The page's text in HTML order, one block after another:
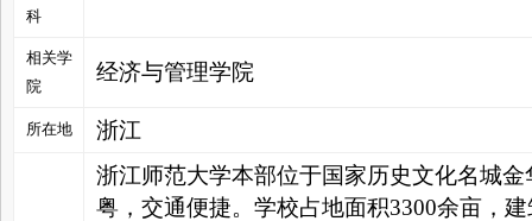
科
相关学
院
经济与管理学院
所在地 浙江
浙江师范大学本部位于国家历史文化名城
粤，交通便捷。学校占地面积3300余亩，